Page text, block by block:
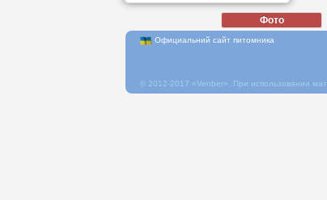
Официальний сайт питомника
© 2012-2017 «Venber». При использовании